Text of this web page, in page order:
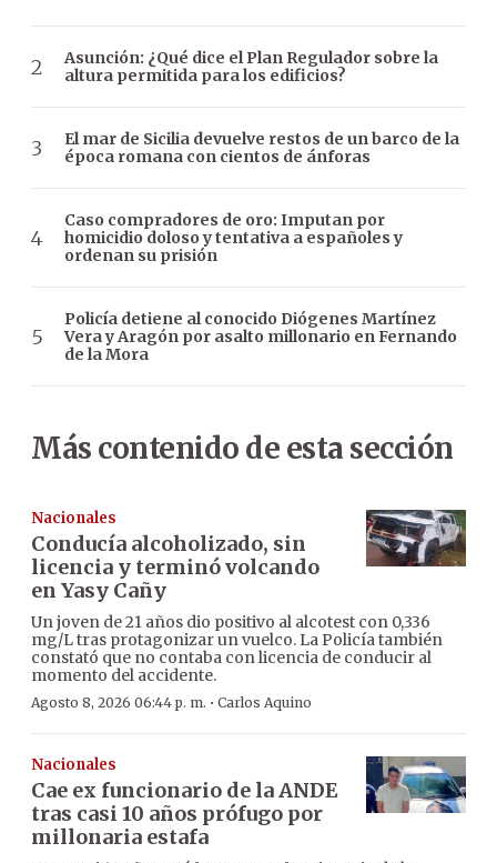
Asunción: ¿Qué dice el Plan Regulador sobre la
altura permitida para los edificios?
El mar de Sicilia devuelve restos de un barco de la
época romana con cientos de ánforas
Caso compradores de oro: Imputan por
homicidio doloso y tentativa a españoles y
ordenan su prisión
Policía detiene al conocido Diógenes Martínez
Vera y Aragón por asalto millonario en Fernando
de la Mora
Más contenido de esta sección
Nacionales
Conducía alcoholizado, sin
licencia y terminó volcando
en Yasy Cañy
Un joven de 21 años dio positivo al alcotest con 0,336
mg/L tras protagonizar un vuelco. La Policía también
constató que no contaba con licencia de conducir al
momento del accidente.
Agosto 8, 2026 06:44 p. m. · Carlos Aquino
Nacionales
Cae ex funcionario de la ANDE
tras casi 10 años prófugo por
millonaria estafa